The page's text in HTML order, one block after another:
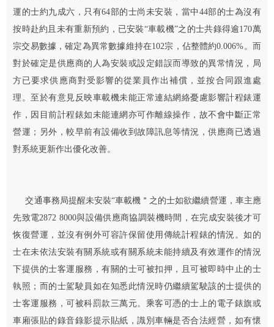
運的士約九成六，只有64部的士尚未安裝，當中44部的士為沒有
按時赴約且未有重新預約，已安裝“車載機”之的士共錄得逾170萬
宗交易數據，確定為異常數據維持在102宗，佔整體約0.006%。而
對於確定是供應商的人為安裝或設定錯誤而導致的異常情況，局
方已要求供應商對受影響的從業員作出補償，並按合同跟進處
理。至於有意見反映車載機未能正常連結網絡憂慮影響計程錶運
作，因目前計程錶如未能連網亦可作離線操作，故不會中斷正常
營運；另外，較早前有設備收到故障訊息等情況，供應商已透過
對系統更新作出優化改善。
交通事務局提醒未安裝“車載機＂之的士如欲繼續營運，車主應
先致電2872 8000與設備供應商協調裝機時間，在完成安裝後才可
恢復營運，並沒有例外可容許保留使用傳統計程錶的情況。如的
士在未依法安裝有關系統或有關系統未能持續及有效運作的情況
下提供的士客運服務，有關的士可被扣押，且可被即時中止的士
執照；而的士駕駛員如在知悉此情況時仍繼續駕駛該的士提供的
士客運服務，可被科罰款三萬元。乘客可憑的士上的電子錶旗或
車廂張貼的錄音錄影提示貼紙，識別車輛是否合法經營，如有懷